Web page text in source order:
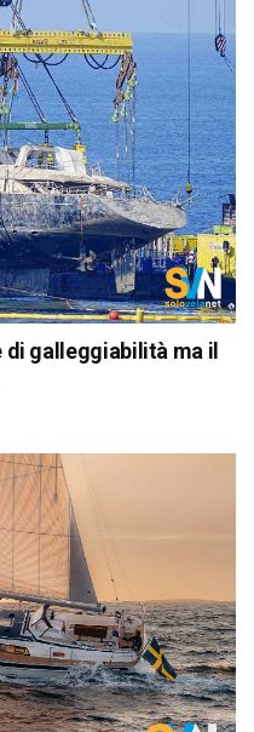
di galleggiabilità ma il